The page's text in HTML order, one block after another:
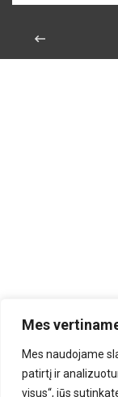
Mes
Mes naudojame
patirtį ir
visus“, jūs